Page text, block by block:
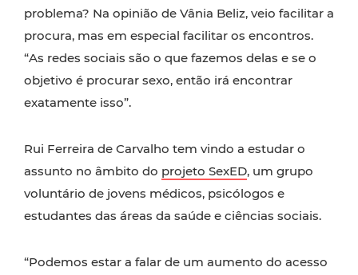
problema? Na opinião de Vânia Beliz, veio facilitar a
procura, mas em especial facilitar os encontros.
“As redes sociais são o que fazemos delas e se o
objetivo é procurar sexo, então irá encontrar
exatamente isso”.
Rui Ferreira de Carvalho tem vindo a estudar o
assunto no âmbito do projeto SexED, um grupo
voluntário de jovens médicos, psicólogos e
estudantes das áreas da saúde e ciências sociais.
“Podemos estar a falar de um aumento do acesso